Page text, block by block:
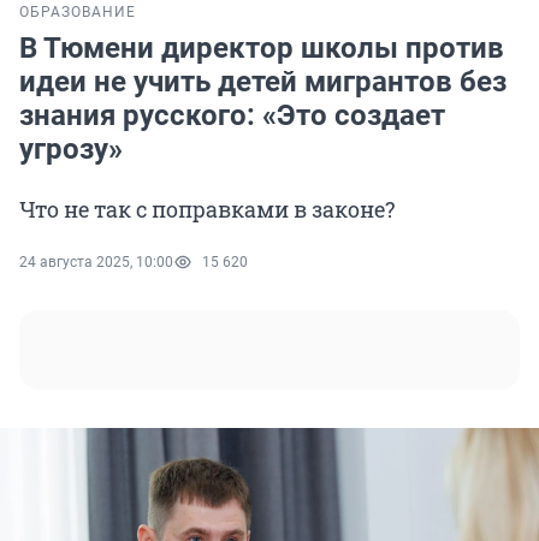
ОБРАЗОВАНИЕ
В Тюмени директор школы против
идеи не учить детей мигрантов без
знания русского: «Это создает
угрозу»
Что не так с поправками в законе?
24 августа 2025, 10:00 15 620